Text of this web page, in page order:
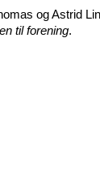
og Astrid
til forening.